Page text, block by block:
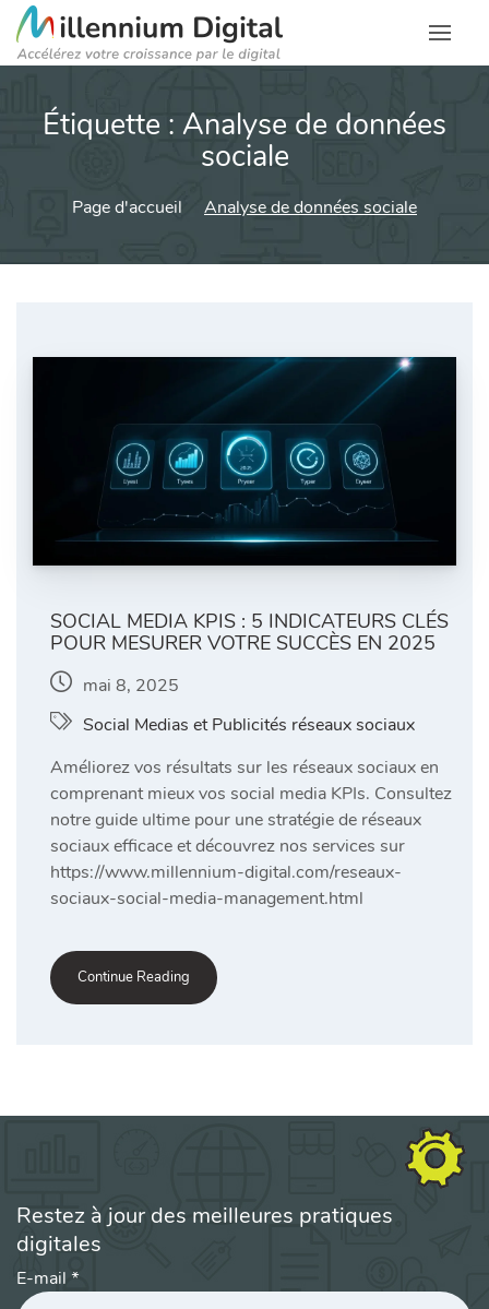
Étiquette : Analyse de données
sociale
Page d'accueil Analyse de données sociale
SOCIAL MEDIA KPIS : 5 INDICATEURS CLÉS
POUR MESURER VOTRE SUCCÈS EN 2025
mai 8, 2025
Social Medias et Publicités réseaux sociaux
Améliorez vos résultats sur les réseaux sociaux en
comprenant mieux vos social media KPIs. Consultez
notre guide ultime pour une stratégie de réseaux
sociaux efficace et découvrez nos services sur
https://www.millennium-digital.com/reseaux-
sociaux-social-media-management.html
Continue Reading
Restez à jour des meilleures pratiques
digitales
E-mail *